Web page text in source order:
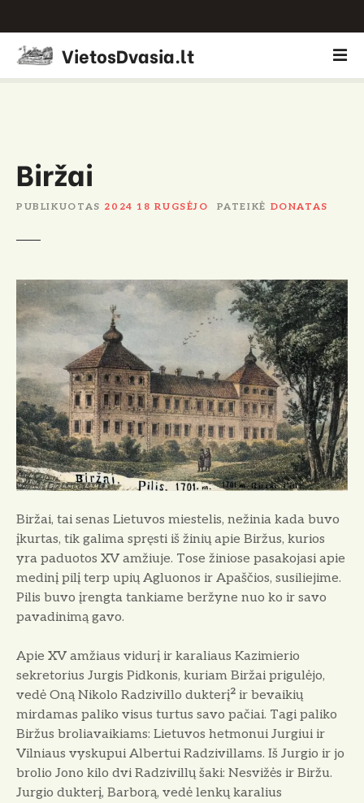
r
VietosDvasia.lt
Biržai
PUBLIKUOTAS 2024 18 RUGSĖJO PATEIKĖ DONATAS
Biržai, tai senas Lietuvos miestelis, nežinia kada buvo
įkurtas, tik galima spręsti iš žinių apie Biržus, kurios
yra paduotos XV amžiuje. Tose žiniose pasakojasi apie
medinį pilį terp upių Agluonos ir Apaščios, susiliejime.
Pilis buvo įrengta tankiame beržyne nuo ko ir savo
pavadinimą gavo.
Apie XV amžiaus vidurį ir karaliaus Kazimierio
sekretorius Jurgis Pidkonis, kuriam Biržai prigulėjo,
vedė Oną Nikolo Radzivillo dukterį2 ir bevaikių
mirdamas paliko visus turtus savo pačiai. Tagi paliko
Biržus broliavaikiams: Lietuvos hetmonui Jurgiui ir
Vilniaus vyskupui Albertui Radzivillams. Iš Jurgio ir jo
brolio Jono kilo dvi Radzivillų šaki: Nesvižės ir Biržu.
Jurgio dukterį, Barborą, vedė lenkų karalius